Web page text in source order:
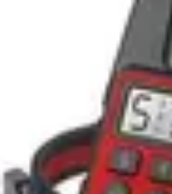
Running Cyclisme
Easy Sport Advice